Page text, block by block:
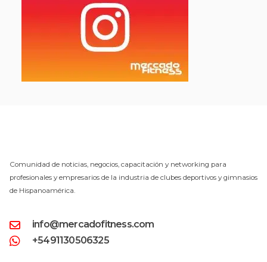
Comunidad de noticias, negocios, capacitación y networking para
profesionales y empresarios de la industria de clubes deportivos y gimnasios
de Hispanoamérica.
info@mercadofitness.com
+5491130506325